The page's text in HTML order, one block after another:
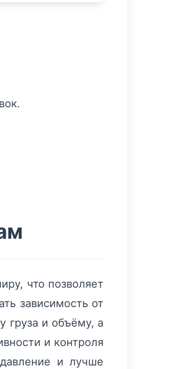
что позволяет
зависимость от
груза и объёму, а
и контроля
и лучше